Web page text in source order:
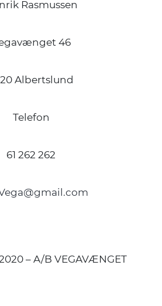
Rasmussen
46
Albertslund
Telefon
61 262 262
– A/B VEGAVÆNGET